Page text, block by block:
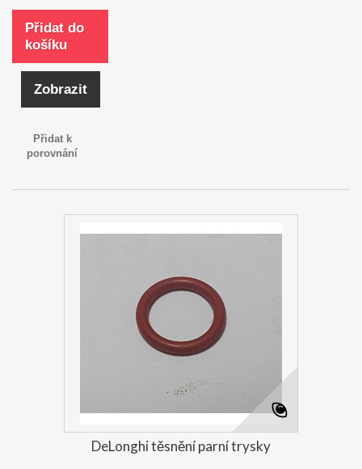
Přidat do
košíku
Zobrazit
Přidat k
porovnání
DeLonghi těsnění parní trysky